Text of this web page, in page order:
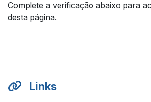
Complete a verificação abaixo para
desta página.
Links